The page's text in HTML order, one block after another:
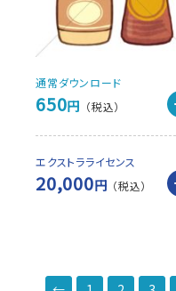
通常ダウンロード
650円
エクストラライセンス
20,000円